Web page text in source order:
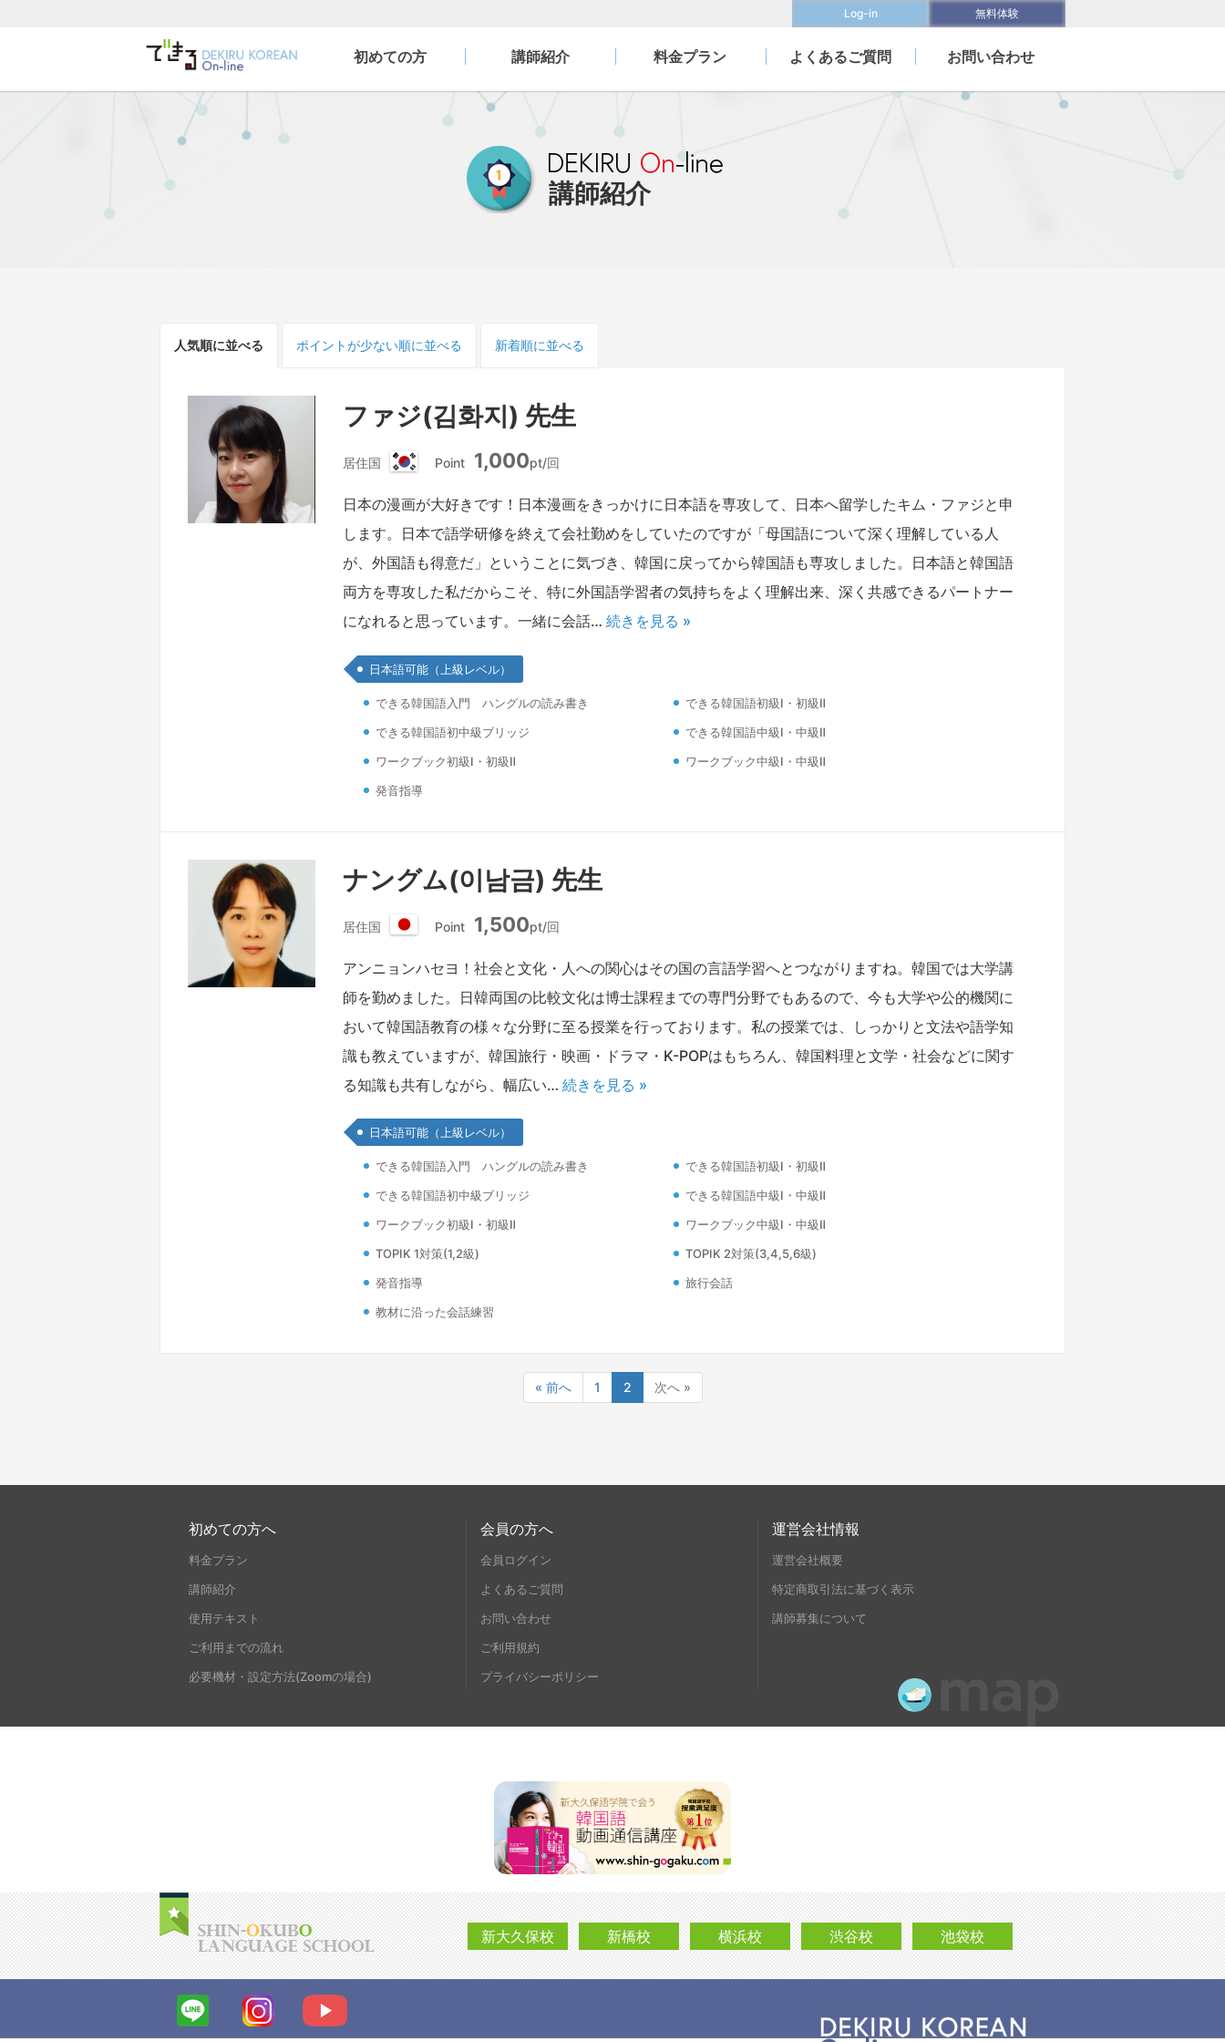
Log-in 無料体験
できる韓国語オンライ
初めての方 講師紹介 料金プラン よくあるご質問 お問い合わせ
講師紹介
人気順に並べる ポイントが少ない順に並べる 新着順に並べる
ファジ(김화지) 先生
居住国
韓
国
Point 1,000pt/回
日本の漫画が大好きです！日本漫画をきっかけに日本語を専攻して、日本へ留学したキム・ファジと申
します。日本で語学研修を終えて会社勤めをしていたのですが「母国語について深く理解している人
が、外国語も得意だ」ということに気づき、韓国に戻ってから韓国語も専攻しました。日本語と韓国語
両方を専攻した私だからこそ、特に外国語学習者の気持ちをよく理解出来、深く共感できるパートナー
になれると思っています。一緒に会話…続きを見る »
日本語可能（上級レベル）
できる韓国語入門 ハングルの読み書き
できる韓国語初級Ⅰ・初級Ⅱ
できる韓国語初中級ブリッジ
できる韓国語中級Ⅰ・中級Ⅱ
ワークブック初級Ⅰ・初級Ⅱ
ワークブック中級Ⅰ・中級Ⅱ
発音指導
ナングム(이남금) 先生
居住国
本
Point 1,500pt/回
アンニョンハセヨ！社会と文化・人への関心はその国の言語学習へとつながりますね。韓国では大学講
師を勤めました。日韓両国の比較文化は博士課程までの専門分野でもあるので、今も大学や公的機関に
おいて韓国語教育の様々な分野に至る授業を行っております。私の授業では、しっかりと文法や語学知
識も教えていますが、韓国旅行・映画・ドラマ・K-POPはもちろん、韓国料理と文学・社会などに関す
る知識も共有しながら、幅広い…続きを見る »
日本語可能（上級レベル）
できる韓国語入門 ハングルの読み書き
できる韓国語初級Ⅰ・初級Ⅱ
できる韓国語初中級ブリッジ
できる韓国語中級Ⅰ・中級Ⅱ
ワークブック初級Ⅰ・初級Ⅱ
ワークブック中級Ⅰ・中級Ⅱ
TOPIK 1対策(1,2級)
TOPIK 2対策(3,4,5,6級)
発音指導
旅行会話
教材に沿った会話練習
« 前へ 1 2 次へ »
初めての方へ
料金プラン
講師紹介
使用テキスト
ご利用までの流れ
必要機材・設定方法(Zoomの場合)
会員の方へ
会員ログイン
よくあるご質問
お問い合わせ
ご利用規約
プライバシーポリシー
運営会社情報
運営会社概要
特定商取引法に基づく表示
講師募集について
新大久保校 新橋校 横浜校 渋谷校 池袋校